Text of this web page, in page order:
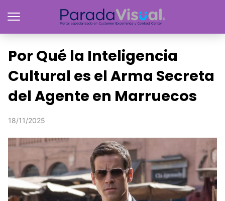
Por Qué la Inteligencia
Cultural es el Arma Secreta
del Agente en Marruecos
18/11/2025